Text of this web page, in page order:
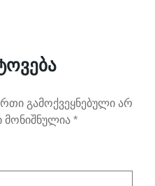
გამოქვეყნებული არ
მონიშნულია *